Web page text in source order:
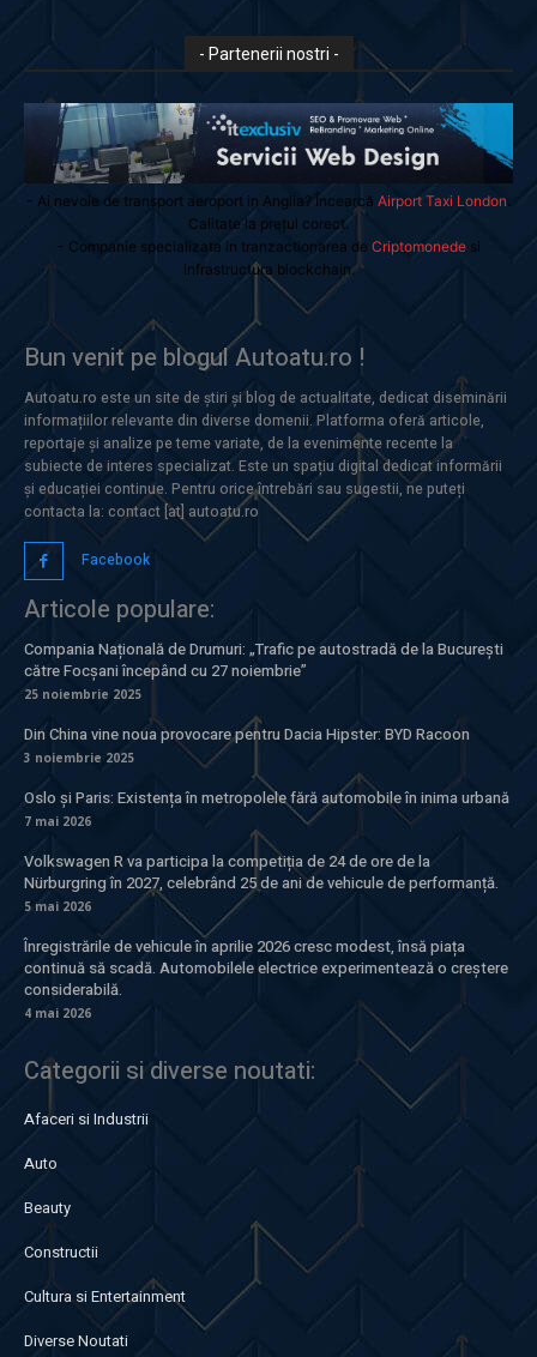
- Partenerii nostri -
- Ai nevoie de transport aeroport in Anglia? Încearcă Airport Taxi London
Calitate la prețul corect.
- Companie specializata in tranzactionarea de Criptomonedesi
infrastructura blockchain.
Bun venit pe blogul Autoatu.ro !
Autoatu.ro este un site de știri și blog de actualitate, dedicat diseminării
informațiilor relevante din diverse domenii. Platforma oferă articole,
reportaje și analize pe teme variate, de la evenimente recente la
subiecte de interes specializat. Este un spațiu digital dedicat informării
și educației continue. Pentru orice întrebări sau sugestii, ne puteți
contacta la: contact [at] autoatu.ro
Facebook
Articole populare:
Compania Națională de Drumuri: „Trafic pe autostradă de la București
către Focșani începând cu 27 noiembrie”
25 noiembrie 2025
Din China vine noua provocare pentru Dacia Hipster: BYD Racoon
3 noiembrie 2025
Oslo și Paris: Existența în metropolele fără automobile în inima urbană
7 mai 2026
Volkswagen R va participa la competiția de 24 de ore de la
Nürburgring în 2027, celebrând 25 de ani de vehicule de performanță.
5 mai 2026
Înregistrările de vehicule în aprilie 2026 cresc modest, însă piața
continuă să scadă. Automobilele electrice experimentează o creștere
considerabilă.
4 mai 2026
Categorii si diverse noutati:
Afaceri si Industrii
Auto
Beauty
Constructii
Cultura si Entertainment
Diverse Noutati